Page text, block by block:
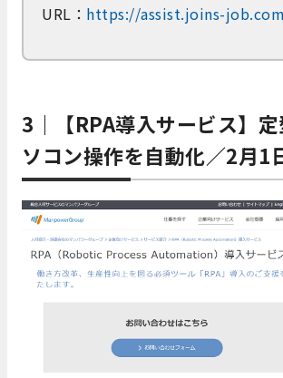
URL： https://assist.joins-
3｜【RPA導入サービス】
ソコン操作を自動化／2月1